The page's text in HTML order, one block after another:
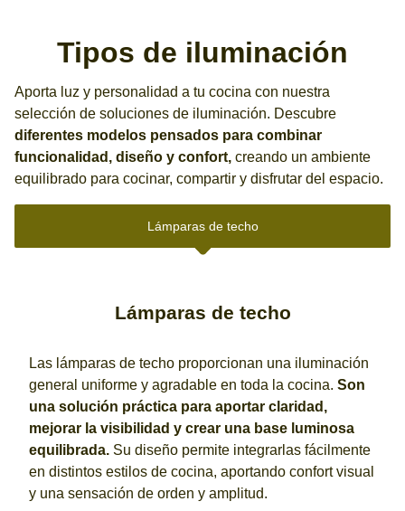
Tipos de iluminación
Aporta luz y personalidad a tu cocina con nuestra
selección de soluciones de iluminación. Descubre
diferentes modelos pensados para combinar
funcionalidad, diseño y confort, creando un ambiente
equilibrado para cocinar, compartir y disfrutar del espacio.
Lámparas de techo
Lámparas de techo
Las lámparas de techo proporcionan una iluminación
general uniforme y agradable en toda la cocina. Son
una solución práctica para aportar claridad,
mejorar la visibilidad y crear una base luminosa
equilibrada. Su diseño permite integrarlas fácilmente
en distintos estilos de cocina, aportando confort visual
y una sensación de orden y amplitud.